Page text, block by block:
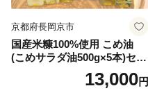
京都府長岡京市
国産米糠100%使用 こめ油
(こめサラダ油500g×5本)セッ
13,000円